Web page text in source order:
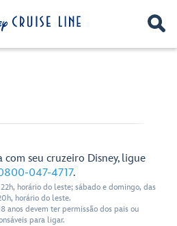
com seu cruzeiro Disney, ligue
047-4717.
horário do leste; sábado e domingo, das
horário do leste.
anos devem ter permissão dos pais ou
para ligar.